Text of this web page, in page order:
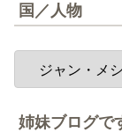
国／人物
姉妹ブログで